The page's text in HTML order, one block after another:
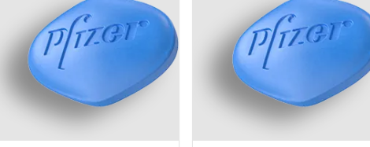
選擇與使用方式。幫助男性正確
認識此常見健康問題，勇敢面對
並積極治療，重拾自信與美滿的
性生活。
大風險。本文同時介紹勃起功能
障礙的類型與正規治療方式，呼
籲患者應勇敢尋求專業醫療協